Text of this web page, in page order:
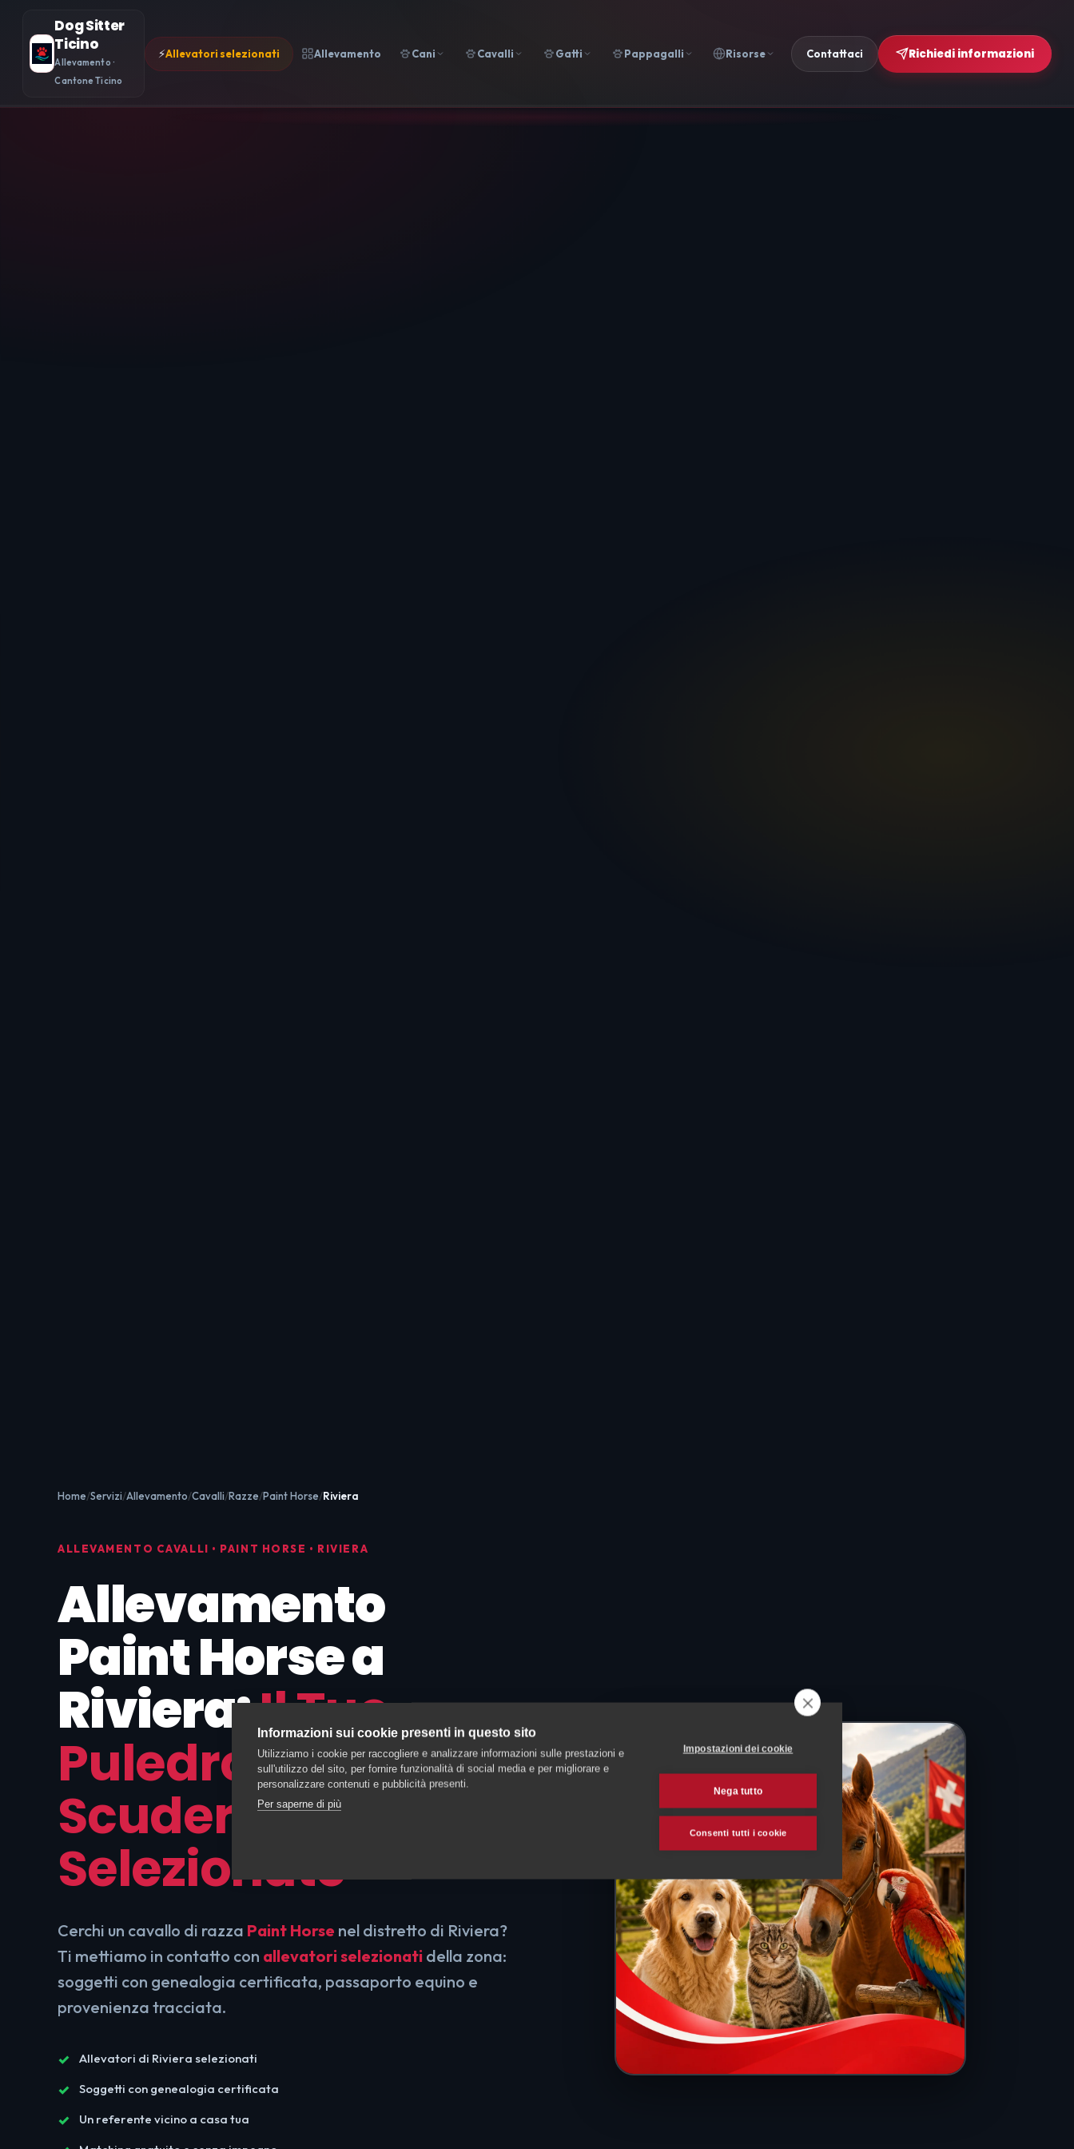
Dog Sitter
Ticino
Allevamento ·
Cantone Ticino
⚡Allevatori selezionati Allevamento Cani Cavalli Gatti Pappagalli Risorse Contattaci Richiedi informazioni
Home Servizi Allevamento Cavalli Razze Paint Horse Riviera
ALLEVAMENTO CAVALLI • PAINT HORSE • RIVIERA
Allevamento
Paint Horse a
Riviera:Il Tuo
Puledro da
Scuderie
Selezionate
Cerchi un cavallo di razza Paint Horse nel distretto di Riviera?
Ti mettiamo in contatto con allevatori selezionati della zona:
soggetti con genealogia certificata, passaporto equino e
provenienza tracciata.
Allevatori di Riviera selezionati
Soggetti con genealogia certificata
Un referente vicino a casa tua
Informazioni sui cookie presenti in questo sito
Utilizziamo i cookie per raccogliere e analizzare informazioni sulle prestazioni e
sull'utilizzo del sito, per fornire funzionalità di social media e per migliorare e
personalizzare contenuti e pubblicità presenti.
Per saperne di più
Impostazioni dei cookie
Nega tutto
Consenti tutti i cookie